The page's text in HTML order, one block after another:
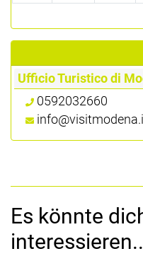
Ufficio Turistico di
0592032660
Es könnte